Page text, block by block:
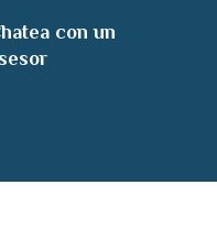
con un